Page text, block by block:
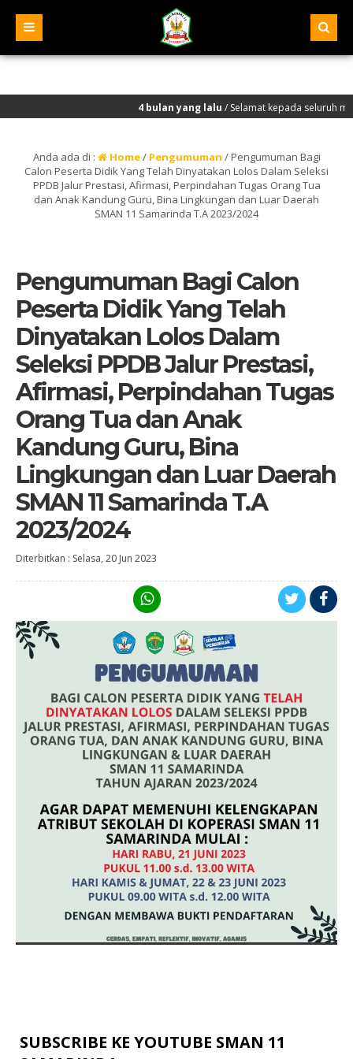
4 bulan yang lalu/ Selamat kepada seluruh murid
Anda ada di : Home/ Pengumuman /Pengumuman Bagi
Calon Peserta Didik Yang Telah Dinyatakan Lolos Dalam Seleksi
PPDB Jalur Prestasi, Afirmasi, Perpindahan Tugas Orang Tua
dan Anak Kandung Guru, Bina Lingkungan dan Luar Daerah
SMAN 11 Samarinda T.A 2023/2024
Pengumuman Bagi Calon
Peserta Didik Yang Telah
Dinyatakan Lolos Dalam
Seleksi PPDB Jalur Prestasi,
Afirmasi, Perpindahan Tugas
Orang Tua dan Anak
Kandung Guru, Bina
Lingkungan dan Luar Daerah
SMAN 11 Samarinda T.A
2023/2024
Diterbitkan : Selasa, 20 Jun 2023
SUBSCRIBE KE YOUTUBE SMAN 11